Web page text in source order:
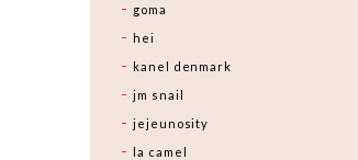
goma
hei
kanel denmark
jm snail
jejeunosity
la camel